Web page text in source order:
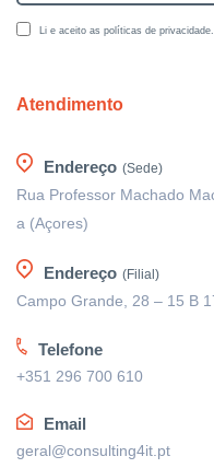
Li e aceito as políticas de privacidade.
Atendimento
Endereço (Sede)
Rua Professor Machado
a (Açores)
Endereço (Filial)
Campo Grande, 28 – 15 B
Telefone
+351 296 700 610
Email
geral@consulting4it.pt